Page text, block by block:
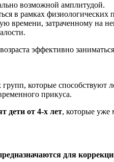
возможной амплитудой.
в рамках физиологических
времени, затраченному на
которые способствуют
прикуса.
дети от 4-х лет, которые уже
для